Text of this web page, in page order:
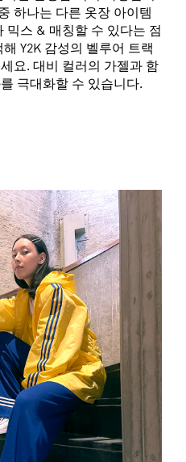
하나는 다른 옷장 아이템
믹스 & 매칭할 수 있다는 점
Y2K 감성의 벨루어 트랙
요. 대비 컬러의 가젤과 함
극대화할 수 있습니다.